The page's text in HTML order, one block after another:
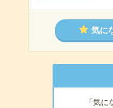
気に
「気